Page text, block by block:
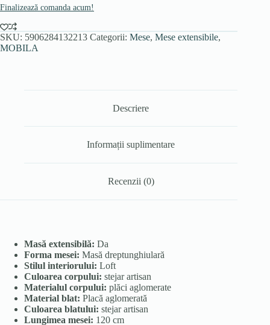
Finalizează comanda acum!
SKU: 5906284132213 Categorii: Mese, Mese extensibile,
MOBILA
Descriere
Informații suplimentare
Recenzii (0)
Masă extensibilă: Da
Forma mesei: Masă dreptunghiulară
Stilul interiorului: Loft
Culoarea corpului: stejar artisan
Materialul corpului: plăci aglomerate
Material blat: Placă aglomerată
Culoarea blatului: stejar artisan
Lungimea mesei: 120 cm